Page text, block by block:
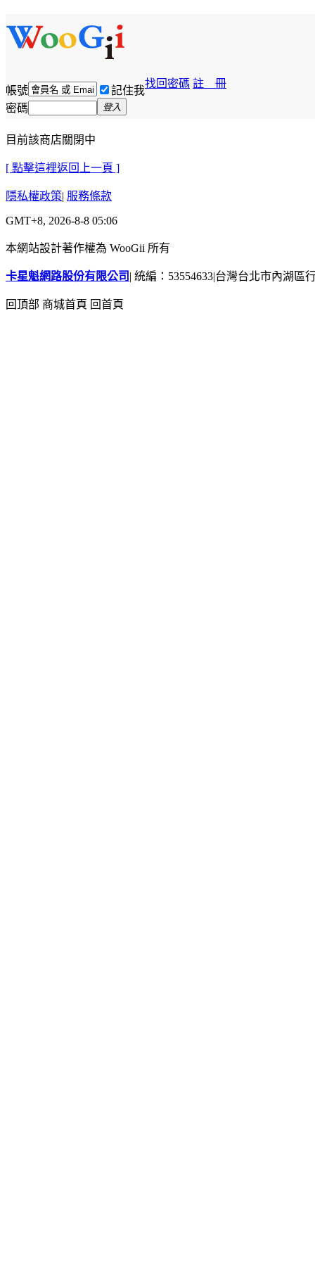
帳號 記住我
找回密碼 註 冊
密碼 登入
目前該商店關閉中
[ 點擊這裡返回上一頁 ]
隱私權政策| 服務條款
GMT+8, 2026-8-8 05:06
本網站設計著作權為 WooGii 所有
卡星魁網路股份有限公司 | 統編：53554633|台灣台北市內湖區
回頂部 商城首頁 回首頁